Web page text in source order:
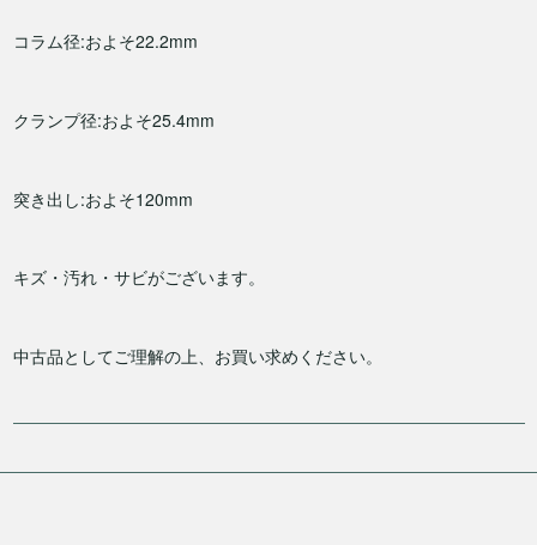
コラム径:およそ22.2mm
クランプ径:およそ25.4mm
突き出し:およそ120mm
キズ・汚れ・サビがございます。
中古品としてご理解の上、お買い求めください。